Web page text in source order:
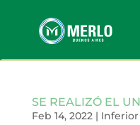
SE REALIZÓ EL
Feb 14, 2022|